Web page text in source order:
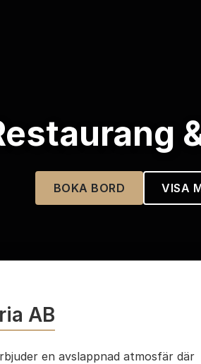
BOKA BORD VISA
AB
en avslappnad atmosfär där